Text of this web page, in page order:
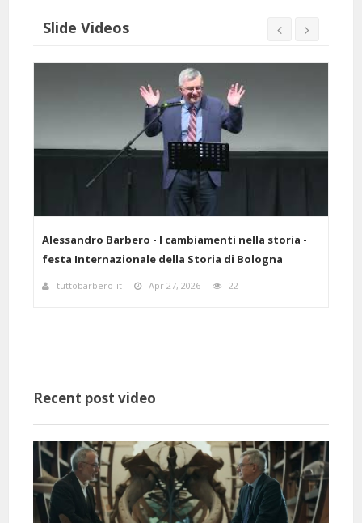
Slide Videos
Alessandro Barbero - I cambiamenti nella storia -
festa Internazionale della Storia di Bologna
tuttobarbero-it Apr 27, 2026 22
Recent post video